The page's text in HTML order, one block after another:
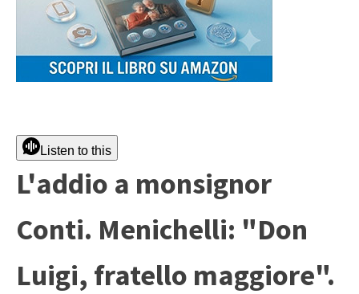
Listen to this
L'addio a monsignor
Conti. Menichelli: "Don
Luigi, fratello maggiore".